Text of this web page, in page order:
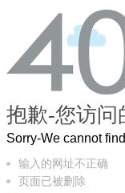
抱歉-您访问
Sorry-We cannot
输入的网址不正确
页面已被删除